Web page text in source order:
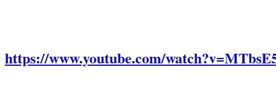
https://www.youtube.com/